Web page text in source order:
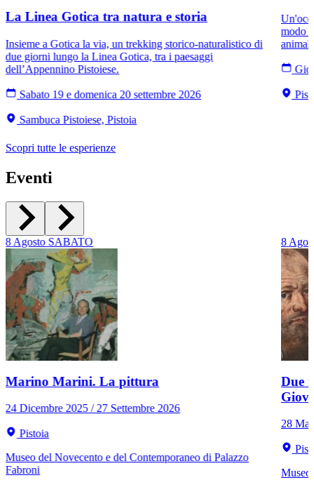
La Linea Gotica tra natura e storia
Insieme a Gotica la via, un trekking storico-naturalistico di
due giorni lungo la Linea Gotica, tra i paesaggi
dell’Appennino Pistoiese.
Sabato 19 e domenica 20 settembre 2026
Sambuca Pistoiese, Pistoia
modo
Scopri tutte le esperienze
Eventi
8Agosto SABATO
Marino Marini. La pittura
24 Dicembre 2025 / 27 Settembre 2026
Pistoia
Museo del Novecento e del Contemporaneo di Palazzo
Fabroni
8
Due
28
Museo